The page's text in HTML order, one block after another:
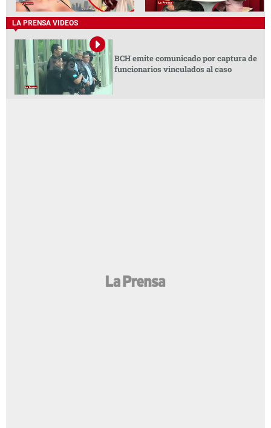
LA PRENSA VIDEOS
BCH emite comunicado por captura de
funcionarios vinculados al caso